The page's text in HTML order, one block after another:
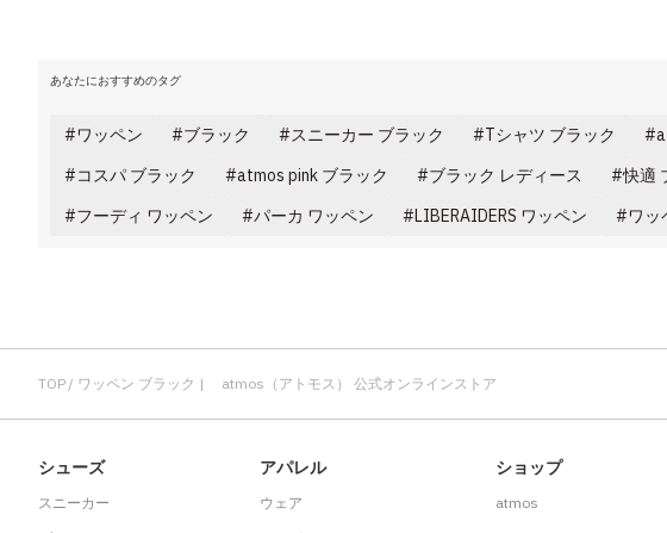
あなたにおすすめのタグ
ワッペン ブラック スニーカー ブラック Tシャツ ブラック
コスパ ブラック
atmos pink ブラック ブラック レディース 快適
フーディ ワッペン
パーカ ワッペン LIBERAIDERS ワッペン ワッ
TOP ワッペン ブラック | atmos（アトモス） 公式オンラインストア
シューズ
スニーカー
アパレル
ウェア
ショップ
atmos